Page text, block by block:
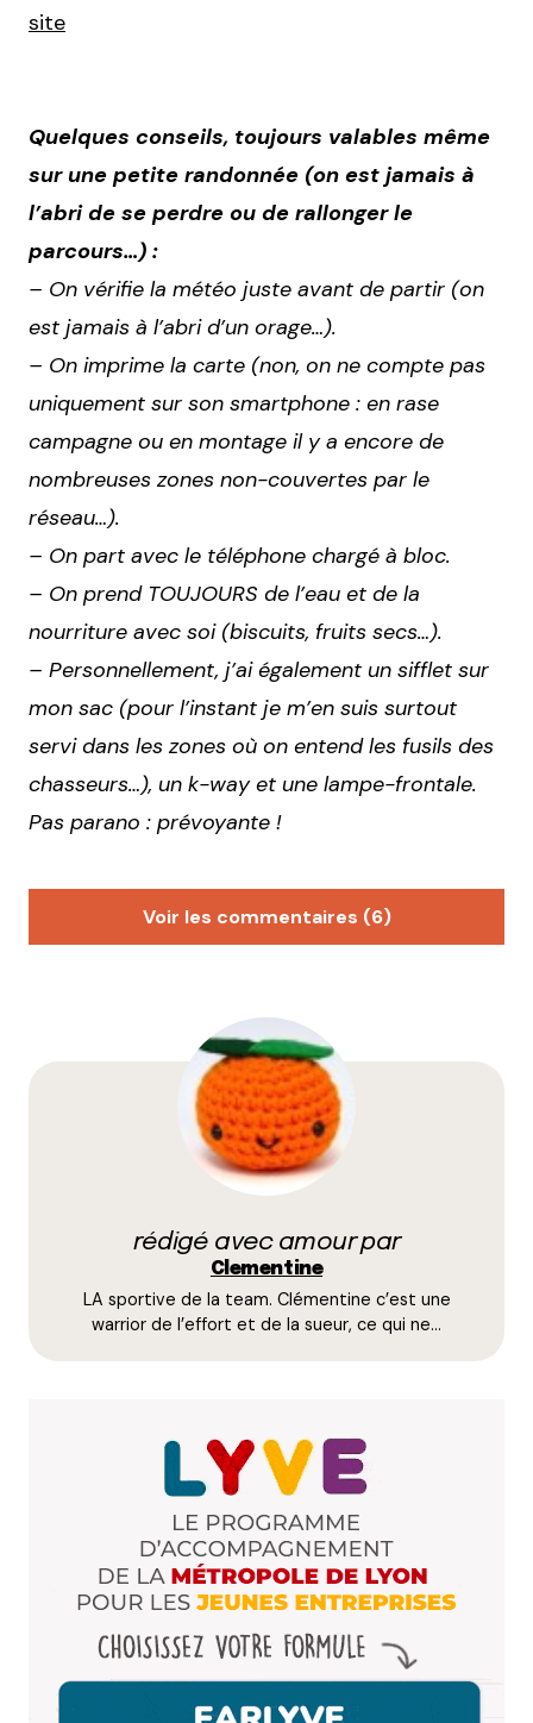
site
Quelques conseils, toujours valables même
sur une petite randonnée (on est jamais à
l’abri de se perdre ou de rallonger le
parcours…) :
– On vérifie la météo juste avant de partir (on
est jamais à l’abri d’un orage…).
– On imprime la carte (non, on ne compte pas
uniquement sur son smartphone : en rase
campagne ou en montage il y a encore de
nombreuses zones non-couvertes par le
réseau…).
– On part avec le téléphone chargé à bloc.
– On prend TOUJOURS de l’eau et de la
nourriture avec soi (biscuits, fruits secs…).
– Personnellement, j’ai également un sifflet sur
mon sac (pour l’instant je m’en suis surtout
servi dans les zones où on entend les fusils des
chasseurs…), un k-way et une lampe-frontale.
Pas parano : prévoyante !
Voir les commentaires (6)
Répondre
Et si en plus on peut faire les ballades sans prendre
Un super site nous présente ça, avec par exemple
une ballade à faire à pied / à vélo en prenant le TER
https://naturesansvoiture.wordpress.com/2015/03/
chemin-du-tacot/
14 mars 2016 à 19 h 26 min
Mais bien sûr ! D’ailleurs, je suis passée refaire le
14 mars 2016 à 19 h 39 min
Répondre
« La randonnée, en général, ça intéresse surtout les
vieux, non ? ».
16 mars 2016 à 17 h 37 min
rédigé avec amour par
Clementine
LA sportive de la team. Clémentine c’est une
warrior de l’effort et de la sueur, ce qui ne…